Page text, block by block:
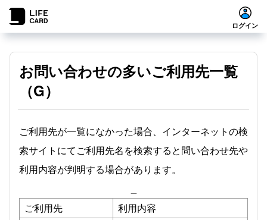
ログイン
お問い合わせの多いご利用先一覧
（G）
ご利用先が一覧になかった場合、インターネットの検
索サイトにてご利用先名を検索すると問い合わせ先や
利用内容が判明する場合があります。
ご利用先
利用内容